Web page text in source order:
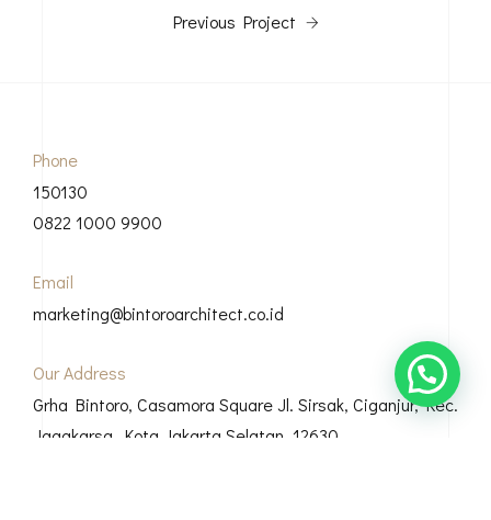
Previous Project
Phone
150130
0822 1000 9900
Email
marketing@bintoroarchitect.co.id
Our Address
Grha Bintoro, Casamora Square Jl. Sirsak, Ciganjur, Kec.
Jagakarsa, Kota Jakarta Selatan, 12630